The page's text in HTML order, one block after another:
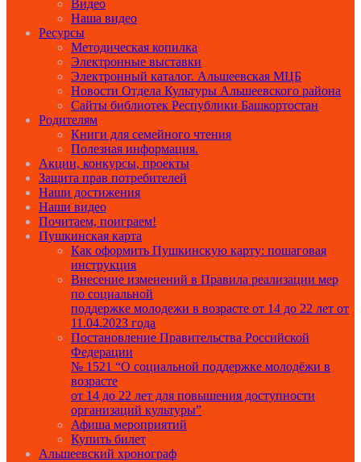
Видео
Наша видео
Ресурсы
Методическая копилка
Электронные выставки
Электронный каталог. Альшеевская МЦБ
Новости Отдела Культуры Альшеевского района
Сайты библиотек Республики Башкортостан
Родителям
Книги для семейного чтения
Полезная информация.
Акции, конкурсы, проекты
Защита прав потребителей
Наши достижения
Наши видео
Почитаем, поиграем!
Пушкинская карта
Как оформить Пушкинскую карту: пошаговая
инструкция
Внесение изменений в Правила реализации мер
по социальной
поддержке молодежи в возрасте от 14 до 22 лет от
11.04.2023 года
Постановление Правительства Российской
Федерации
№ 1521 “О социальной поддержке молодёжи в
возрасте
от 14 до 22 лет для повышения доступности
организаций культуры”
Афиша мероприятий
Купить билет
Альшеевский хронограф